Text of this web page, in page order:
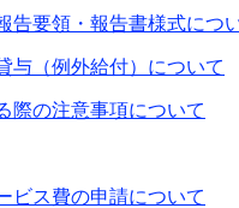
告要領・報告書様式につ
与（例外給付）について
際の注意事項について
ビス費の申請について